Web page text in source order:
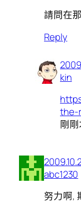
請問在
Reply
kin
the-
剛
abc1230
努力啊,